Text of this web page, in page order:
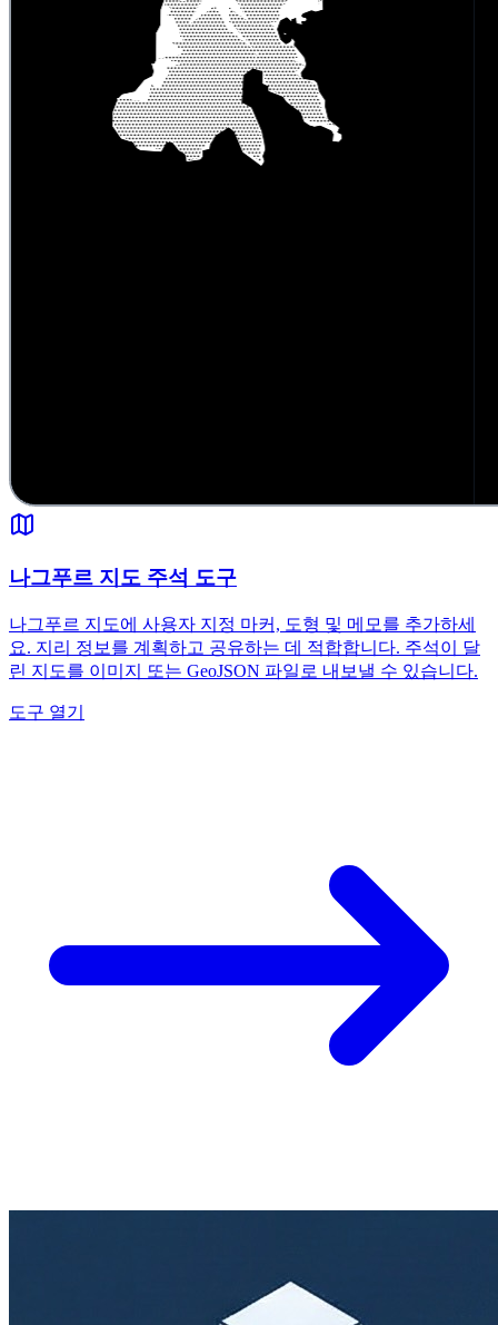
나그푸르 지도 주석 도구
나그푸르 지도에 사용자 지정 마커, 도형 및 메모를 추가하세
요. 지리 정보를 계획하고 공유하는 데 적합합니다. 주석이 달
린 지도를 이미지 또는 GeoJSON 파일로 내보낼 수 있습니다.
도구 열기